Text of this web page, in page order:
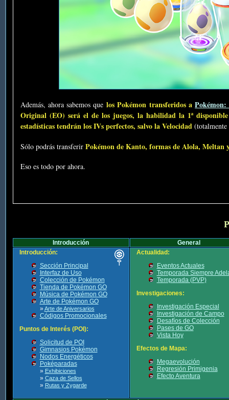
Además, ahora sabemos que los Pokémon transferidos a
Original (EO) será el de los juegos, la habilidad la 1ª disponible
estadísticas tendrán los IVs perfectos, salvo la Velocidad(totalmente
Sólo podrás transferir Pokémon de Kanto, formas de Alola, Meltan
Eso es todo por ahora.
Introducción
General
Introducción:
Sección Principal
Interfaz de Uso
Colección de Pokémon
Tienda de Pokémon GO
Música de Pokémon GO
Arte de Pokémon GO
» Arte de Aniversarios
Códigos Promocionales
Puntos de Interés (POI):
Solicitud de POI
Gimnasios Pokémon
Nodos Energéticos
Poképaradas
» Exhibiciones
» Caza de Sellos
» Rutas y Zygarde
Actualidad:
Eventos Actuales
Temporada Siempre
Temporada (PVP)
Investigaciones:
Investigación Especial
Investigación de Campo
Desafíos de Colección
Pases de GO
Vista Hoy
Efectos de Mapa:
Megaevolución
Regresión Primigenia
Efecto Aventura